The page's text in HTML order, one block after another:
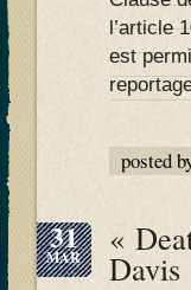
l’article
est
posted
31
MAR «
Davis